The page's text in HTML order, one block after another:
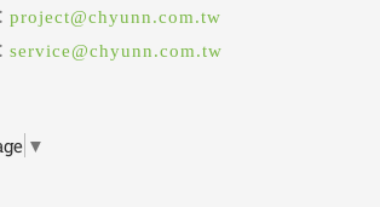
project@chyunn.com.tw
service@chyunn.com.tw
▼